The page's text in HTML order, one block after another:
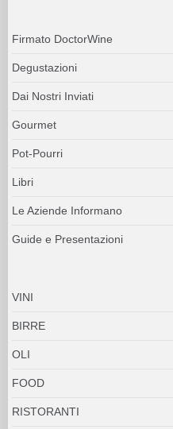
Firmato DoctorWine
Degustazioni
Dai Nostri Inviati
Gourmet
Pot-Pourri
Libri
Le Aziende Informano
Guide e Presentazioni
VINI
BIRRE
OLI
FOOD
RISTORANTI